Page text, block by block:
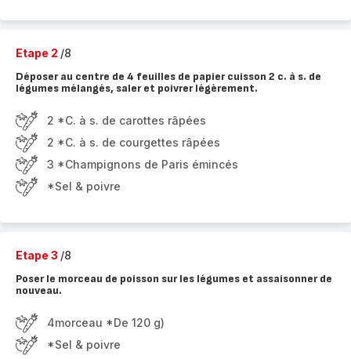
Etape 2 /8
Déposer au centre de 4 feuilles de papier cuisson 2 c. à s. de
légumes mélangés, saler et poivrer légèrement.
2 *C. à s. de carottes râpées
2 *C. à s. de courgettes râpées
3 *Champignons de Paris émincés
*Sel & poivre
Etape 3 /8
Poser le morceau de poisson sur les légumes et assaisonner de
nouveau.
4morceau *De 120 g)
*Sel & poivre